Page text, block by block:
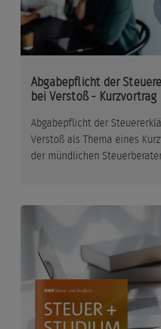
Abgabepflicht der
bei Verstoß - Kurzvortrag
Abgabepflicht der
Verstoß als Thema eines
der mündlichen